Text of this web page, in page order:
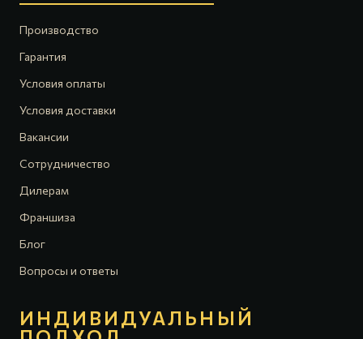
Производство
Гарантия
Условия оплаты
Условия доставки
Вакансии
Сотрудничество
Дилерам
Франшиза
Блог
Вопросы и ответы
ИНДИВИДУАЛЬНЫЙ